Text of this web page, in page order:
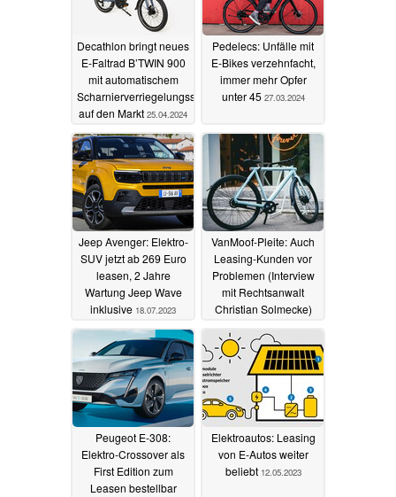
Decathlon bringt neues
E-Faltrad B’TWIN 900
mit automatischem
Scharnierverriegelungssystem
auf den Markt 25.04.2024
Pedelecs: Unfälle mit
E-Bikes verzehnfacht,
immer mehr Opfer
unter 45 27.03.2024
Jeep Avenger: Elektro-
SUV jetzt ab 269 Euro
leasen, 2 Jahre
Wartung Jeep Wave
inklusive 18.07.2023
VanMoof-Pleite: Auch
Leasing-Kunden vor
Problemen (Interview
mit Rechtsanwalt
Christian Solmecke)
16.07.2023
Peugeot E-308:
Elektro-Crossover als
First Edition zum
Leasen bestellbar
Elektroautos: Leasing
von E-Autos weiter
beliebt 12.05.2023